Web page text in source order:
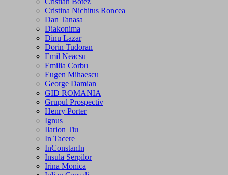
Cristina Nichitus Roncea
Dan Tanasa
Diakonima
Dinu Lazar
Dorin Tudoran
Emil Neacsu
Emilia Corbu
Eugen Mihaescu
George Damian
GID ROMANIA
Grupul Prospectiv
Henry Porter
Ignus
Ilarion Tiu
In Tacere
InConstanIn
Insula Serpilor
Irina Monica